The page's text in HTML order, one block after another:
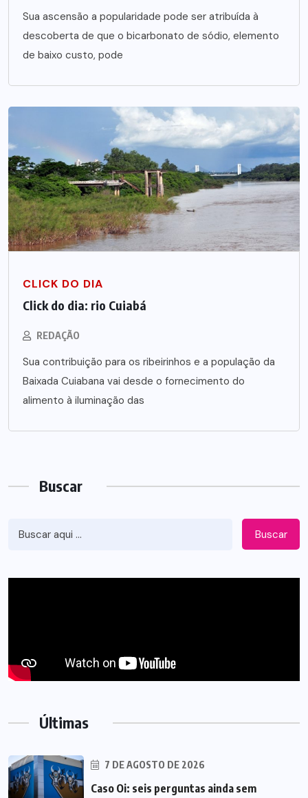
Sua ascensão a popularidade pode ser atribuída à
descoberta de que o bicarbonato de sódio, elemento
de baixo custo, pode
CLICK DO DIA
Click do dia: rio Cuiabá
REDAÇÃO
Sua contribuição para os ribeirinhos e a população da
Baixada Cuiabana vai desde o fornecimento do
alimento à iluminação das
Buscar
Buscar
Últimas
7 DE AGOSTO DE 2026
Caso Oi: seis perguntas ainda sem